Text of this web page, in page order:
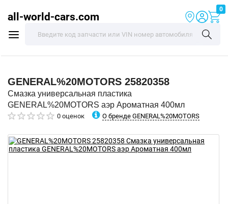
all-world-cars.com
0
GENERAL%20MOTORS 25820358
Смазка универсальная пластика
GENERAL%20MOTORS аэр Ароматная 400мл
0 оценок О бренде GENERAL%20MOTORS